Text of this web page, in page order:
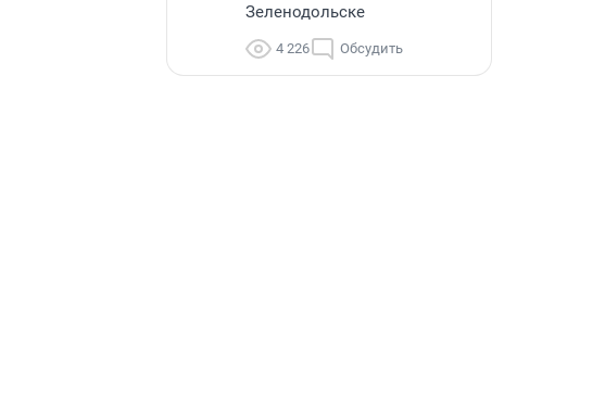
Зеленодольске
4 226 Обсудить